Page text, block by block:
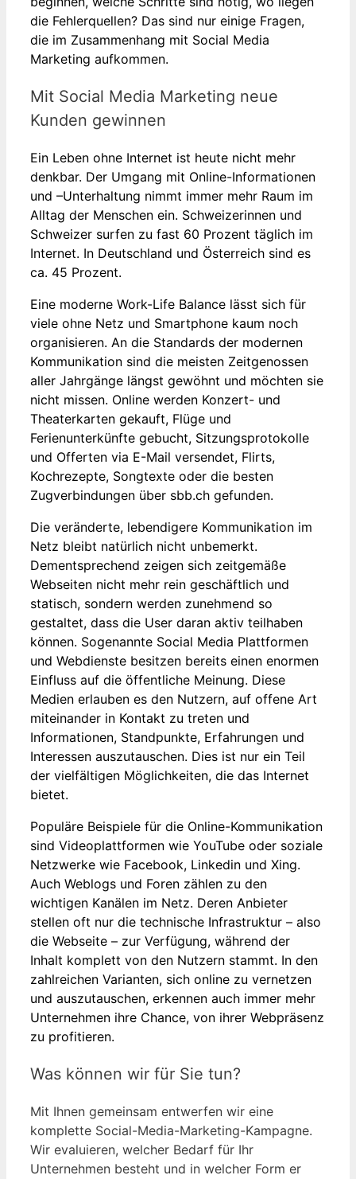
die Fehlerquellen? Das sind nur einige Fragen,
die im Zusammenhang mit Social Media
Marketing aufkommen.
Mit Social Media Marketing neue
Kunden gewinnen
Ein Leben ohne Internet ist heute nicht mehr
denkbar. Der Umgang mit Online-Informationen
und –Unterhaltung nimmt immer mehr Raum im
Alltag der Menschen ein. Schweizerinnen und
Schweizer surfen zu fast 60 Prozent täglich im
Internet. In Deutschland und Österreich sind es
ca. 45 Prozent.
Eine moderne Work-Life Balance lässt sich für
viele ohne Netz und Smartphone kaum noch
organisieren. An die Standards der modernen
Kommunikation sind die meisten Zeitgenossen
aller Jahrgänge längst gewöhnt und möchten sie
nicht missen. Online werden Konzert- und
Theaterkarten gekauft, Flüge und
Ferienunterkünfte gebucht, Sitzungsprotokolle
und Offerten via E-Mail versendet, Flirts,
Kochrezepte, Songtexte oder die besten
Zugverbindungen über sbb.ch gefunden.
Die veränderte, lebendigere Kommunikation im
Netz bleibt natürlich nicht unbemerkt.
Dementsprechend zeigen sich zeitgemäße
Webseiten nicht mehr rein geschäftlich und
statisch, sondern werden zunehmend so
gestaltet, dass die User daran aktiv teilhaben
können. Sogenannte Social Media Plattformen
und Webdienste besitzen bereits einen enormen
Einfluss auf die öffentliche Meinung. Diese
Medien erlauben es den Nutzern, auf offene Art
miteinander in Kontakt zu treten und
Informationen, Standpunkte, Erfahrungen und
Interessen auszutauschen. Dies ist nur ein Teil
der vielfältigen Möglichkeiten, die das Internet
bietet.
Populäre Beispiele für die Online-Kommunikation
sind Videoplattformen wie YouTube oder soziale
Netzwerke wie Facebook, Linkedin und Xing.
Auch Weblogs und Foren zählen zu den
wichtigen Kanälen im Netz. Deren Anbieter
stellen oft nur die technische Infrastruktur – also
die Webseite – zur Verfügung, während der
Inhalt komplett von den Nutzern stammt. In den
zahlreichen Varianten, sich online zu vernetzen
und auszutauschen, erkennen auch immer mehr
Unternehmen ihre Chance, von ihrer Webpräsenz
zu profitieren.
Was können wir für Sie tun?
Mit Ihnen gemeinsam entwerfen wir eine
komplette Social-Media-Marketing-Kampagne.
Wir evaluieren, welcher Bedarf für Ihr
Unternehmen besteht und in welcher Form er